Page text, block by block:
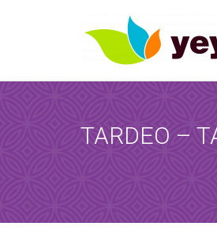
TARDEO –